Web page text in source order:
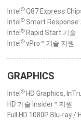
Intel ® Q87 Express
Intel ® Smart Response
Intel ® Rapid Start 기술
Intel ® vPro™ 기술 지원
GRAPHICS
Intel ® HD Graphics,
HD 기술 Insider™ 지원
Full HD 1080P Blu-ray /